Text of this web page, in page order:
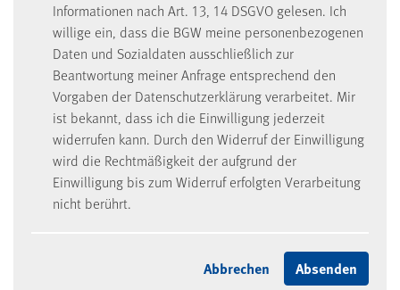
Informationen nach Art. 13, 14 DSGVO gelesen. Ich
willige ein, dass die BGW meine personenbezogenen
Daten und Sozialdaten ausschließlich zur
Beantwortung meiner Anfrage entsprechend den
Vorgaben der Datenschutzerklärung verarbeitet. Mir
ist bekannt, dass ich die Einwilligung jederzeit
widerrufen kann. Durch den Widerruf der Einwilligung
wird die Rechtmäßigkeit der aufgrund der
Einwilligung bis zum Widerruf erfolgten Verarbeitung
nicht berührt.